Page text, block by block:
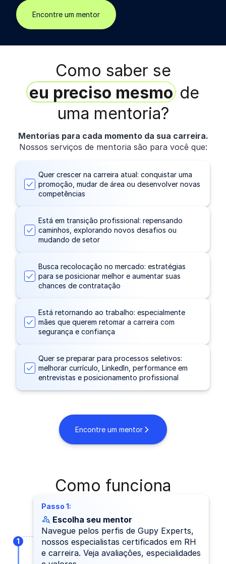
Encontre um mentor
Como saber se
eu preciso mesmode
uma mentoria?
Mentorias para cada momento da sua carreira.
Nossos serviços de mentoria são para você que:
Quer crescer na carreira atual: conquistar uma
promoção, mudar de área ou desenvolver novas
competências
Está em transição profissional: repensando
caminhos, explorando novos desafios ou
mudando de setor
Busca recolocação no mercado: estratégias
para se posicionar melhor e aumentar suas
chances de contratação
Está retornando ao trabalho: especialmente
mães que querem retomar a carreira com
segurança e confiança
Quer se preparar para processos seletivos:
melhorar currículo, LinkedIn, performance em
entrevistas e posicionamento profissional
Encontre um mentor
Como funciona
1
Passo 1:
Escolha seu mentor
Navegue pelos perfis de Gupy Experts,
nossos especialistas certificados em RH
e carreira. Veja avaliações, especialidades